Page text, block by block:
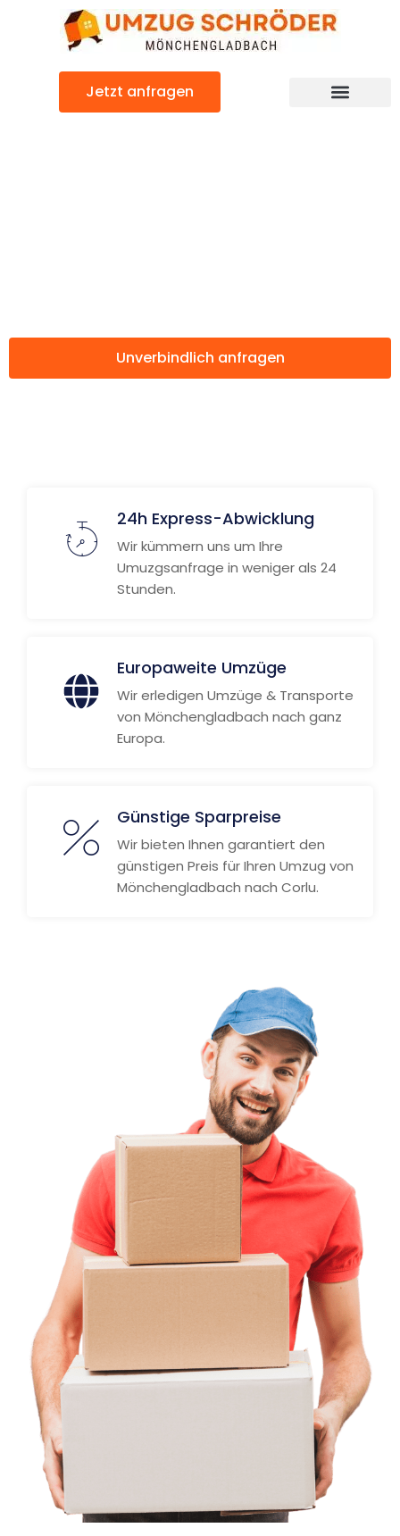
Jetzt anfragen
Unverbindlich anfragen
24h Express-Abwicklung
Wir kümmern uns um Ihre
Umuzgsanfrage in weniger als 24
Stunden.
Europaweite Umzüge
Wir erledigen Umzüge & Transporte
von Mönchengladbach nach ganz
Europa.
Günstige Sparpreise
Wir bieten Ihnen garantiert den
günstigen Preis für Ihren Umzug von
Mönchengladbach nach Corlu.